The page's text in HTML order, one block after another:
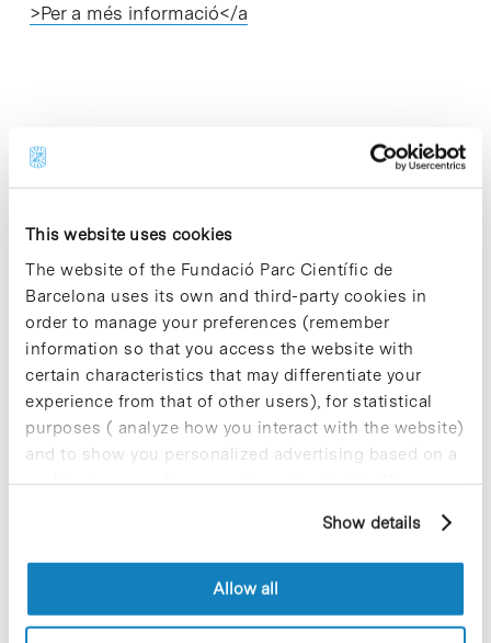
This website uses cookies
The website of the Fundació Parc Científic de
Barcelona uses its own and third-party cookies in
order to manage your preferences (remember
information so that you access the website with
certain characteristics that may differentiate your
experience from that of other users), for statistical
purposes ( analyze how you interact with the website)
and to show you personalized advertising based on a
profile drawn up from your browsing habits (for
cookies, you can consult the website's Cookie Policy.
Show details
Allow all
>Per a més informació</a
Most viewed news
Collective projects are enriching.